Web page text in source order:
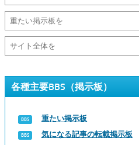
各種主要BBS（掲示板）
重たい掲示板
気になる記事の転載掲示板